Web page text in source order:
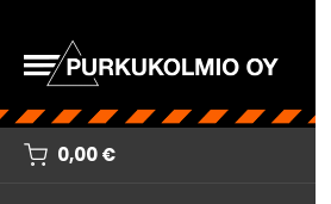
0,00€